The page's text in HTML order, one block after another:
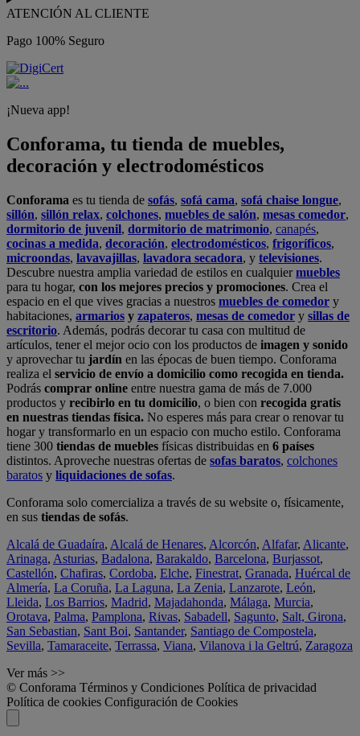
ATENCIÓN AL CLIENTE
Pago 100% Seguro
¡Nueva app!
Conforama, tu tienda de muebles,
decoración y electrodomésticos
Conforama es tu tienda de sofás, sofá cama, sofá chaise longue,
sillón, sillón relax, colchones, muebles de salón, mesas comedor,
dormitorio de juvenil, dormitorio de matrimonio, canapés,
cocinas a medida, decoración, electrodomésticos, frigoríficos,
microondas, lavavajillas, lavadora secadora, y televisiones.
Descubre nuestra amplia variedad de estilos en cualquiermuebles
para tu hogar, con los mejores precios y promociones. Crea el
espacio en el que vives gracias a nuestros muebles de comedor y
habitaciones, armarios y zapateros, mesas de comedor y sillas de
escritorio. Además, podrás decorar tu casa con multitud de
artículos, tener el mejor ocio con los productos de imagen y sonido
y aprovechar tu jardín en las épocas de buen tiempo. Conforama
realiza el servicio de envío a domicilio como recogida en tienda.
Podrás comprar online entre nuestra gama de más de 7.000
productos y recibirlo en tu domicilio, o bien con recogida gratis
en nuestras tiendas física. No esperes más para crear o renovar tu
hogar y transformarlo en un espacio con mucho estilo. Conforama
tiene 300 tiendas de muebles físicas distribuidas en 6 países
distintos. Aproveche nuestras ofertas de sofas baratos, colchones
baratos y liquidaciones de sofas.
Conforama solo comercializa a través de su website o, físicamente,
en sus tiendas de sofás.
Alcalá de Guadaíra, Alcalá de Henares, Alcorcón, Alfafar, Alicante,
Arinaga, Asturias, Badalona, Barakaldo, Barcelona, Burjassot,
Castellón, Chafiras, Cordoba, Elche, Finestrat, Granada, Huércal de
Almería, La Coruña, La Laguna, La Zenia, Lanzarote, León,
Lleida, Los Barrios, Madrid, Majadahonda, Málaga, Murcia,
Orotava, Palma, Pamplona, Rivas, Sabadell, Sagunto, Salt, Girona,
San Sebastian, Sant Boi, Santander, Santiago de Compostela,
Sevilla, Tamaraceite, Terrassa, Viana, Vilanova i la Geltrú, Zaragoza
Ver más >>
© Conforama Términos y Condiciones Política de privacidad
Política de cookies Configuración de Cookies